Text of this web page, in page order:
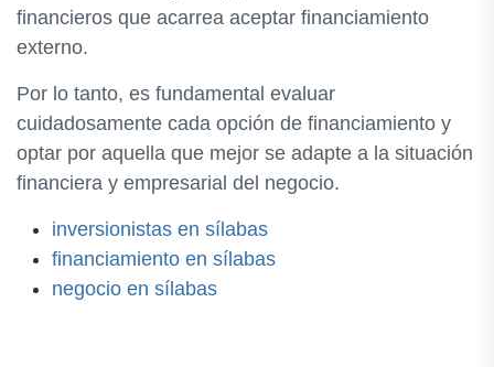
financieros que acarrea aceptar financiamiento
externo.
Por lo tanto, es fundamental evaluar
cuidadosamente cada opción de financiamiento y
optar por aquella que mejor se adapte a la situación
financiera y empresarial del negocio.
inversionistas en sílabas
financiamiento en sílabas
negocio en sílabas